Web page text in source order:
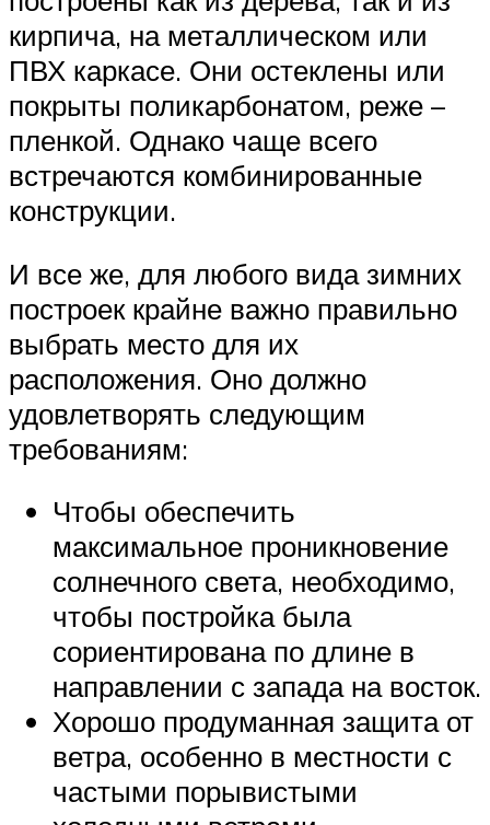
кирпича, на металлическом или
ПВХ каркасе. Они остеклены или
покрыты поликарбонатом, реже –
пленкой. Однако чаще всего
встречаются комбинированные
конструкции.
И все же, для любого вида зимних
построек крайне важно правильно
выбрать место для их
расположения. Оно должно
удовлетворять следующим
требованиям:
Чтобы обеспечить
максимальное проникновение
солнечного света, необходимо,
чтобы постройка была
сориентирована по длине в
направлении с запада на восток.
Хорошо продуманная защита от
ветра, особенно в местности с
частыми порывистыми